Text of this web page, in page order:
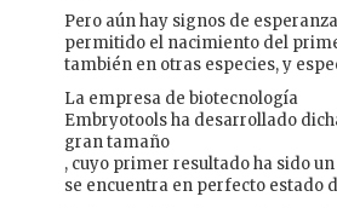
Pero aún hay signos de
permitido el nacimiento del
también en otras especies, y
La empresa de biotecnología
Embryotools ha desarrollado
gran tamaño
, cuyo primer resultado ha sido
se encuentra en perfecto estado